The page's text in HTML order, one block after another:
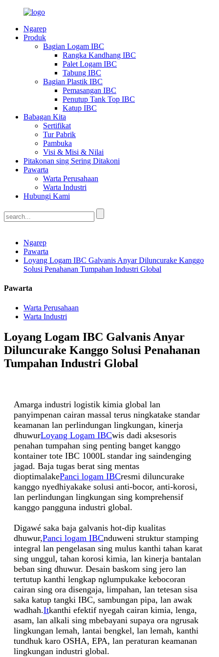
Ngarep
Produk
Bagian Logam IBC
Rangka Kandhang IBC
Palet Logam IBC
Tabung IBC
Bagian Plastik IBC
Pemasangan IBC
Penutup Tank Top IBC
Katup IBC
Babagan Kita
Sertifikat
Tur Pabrik
Pambuka
Visi & Misi & Nilai
Pitakonan sing Sering Ditakoni
Pawarta
Warta Perusahaan
Warta Industri
Hubungi Kami
Ngarep
Pawarta
Loyang Logam IBC Galvanis Anyar Diluncurake Kanggo
Solusi Penahanan Tumpahan Industri Global
Pawarta
Warta Perusahaan
Warta Industri
Loyang Logam IBC Galvanis Anyar
Diluncurake Kanggo Solusi Penahanan
Tumpahan Industri Global
Amarga industri logistik kimia global lan
panyimpenan cairan massal terus ningkatake standar
keamanan lan perlindungan lingkungan, kinerja
dhuwurLoyang Logam IBCwis dadi aksesoris
penahan tumpahan sing penting banget kanggo
kontainer tote IBC 1000L standar ing saindenging
jagad. Baja tugas berat sing mentas
dioptimalakePanci logam IBCresmi diluncurake
kanggo nyedhiyakake solusi anti-bocor, anti-korosi,
lan perlindungan lingkungan sing komprehensif
kanggo pangguna industri global.
Digawé saka baja galvanis hot-dip kualitas
dhuwur,Panci logam IBCnduweni struktur stamping
integral lan pengelasan sing mulus kanthi tahan karat
sing unggul, tahan korosi kimia, lan kinerja bantalan
beban sing dhuwur. Desain baskom sing jero lan
tertutup kanthi lengkap nglumpukake kebocoran
cairan sing ora disengaja, limpahan, lan tetesan sisa
saka katup tangki IBC, sambungan pipa, lan awak
wadhah.Itkanthi efektif nyegah cairan kimia, lenga,
asam, lan alkali sing mbebayani supaya ora ngrusak
lingkungan lemah, lantai bengkel, lan lemah, kanthi
tundhuk karo OSHA, EPA, lan peraturan keamanan
lingkungan industri global.